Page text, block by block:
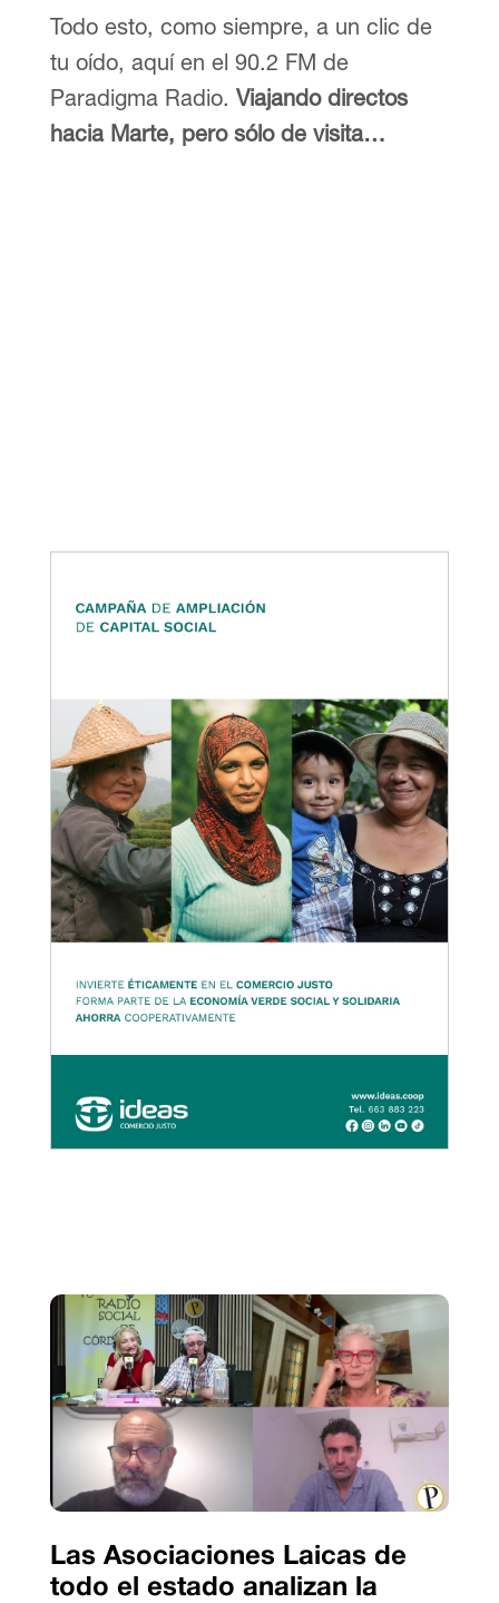
Todo esto, como siempre, a un clic de
tu oído, aquí en el 90.2 FM de
Paradigma Radio. Viajando directos
hacia Marte, pero sólo de visita…
Las Asociaciones Laicas de
todo el estado analizan la